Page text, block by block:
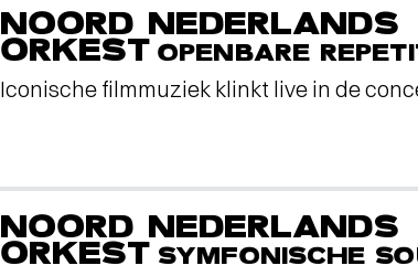
NOORD NEDERLANDS
ORKEST OPENBARE
Iconische filmmuziek klinkt live in de
NOORD NEDERLANDS
ORKEST SYMFONISCHE